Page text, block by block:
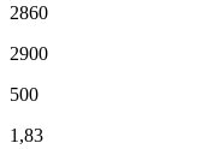
2860
2900
500
1,83